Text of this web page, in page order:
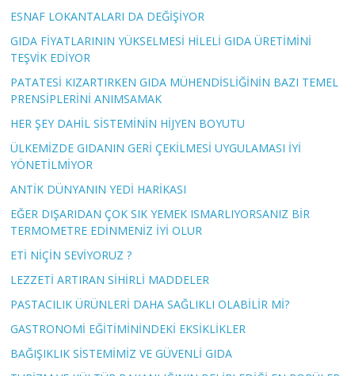
ESNAF LOKANTALARI DA DEĞİŞİYOR
GIDA FİYATLARININ YÜKSELMESİ HİLELİ GIDA ÜRETİMİNİ
TEŞVİK EDİYOR
PATATESİ KIZARTIRKEN GIDA MÜHENDİSLİĞİNİN BAZI TEMEL
PRENSİPLERİNİ ANIMSAMAK
HER ŞEY DAHİL SİSTEMİNİN HİJYEN BOYUTU
ÜLKEMİZDE GIDANIN GERİ ÇEKİLMESİ UYGULAMASI İYİ
YÖNETİLMİYOR
ANTİK DÜNYANIN YEDİ HARİKASI
EĞER DIŞARIDAN ÇOK SIK YEMEK ISMARLIYORSANIZ BİR
TERMOMETRE EDİNMENİZ İYİ OLUR
ETİ NİÇİN SEVİYORUZ ?
LEZZETİ ARTIRAN SİHİRLİ MADDELER
PASTACILIK ÜRÜNLERİ DAHA SAĞLIKLI OLABİLİR Mİ?
GASTRONOMİ EĞİTİMİNİNDEKİ EKSİKLİKLER
BAĞIŞIKLIK SİSTEMİMİZ VE GÜVENLİ GIDA